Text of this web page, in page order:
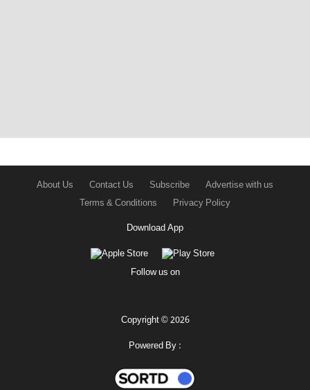
About Us Contact Us Subscribe
Advertise with us
Terms & Conditions
Privacy Policy
Download App
Follow us on
Copyright © 2026
Powered By :